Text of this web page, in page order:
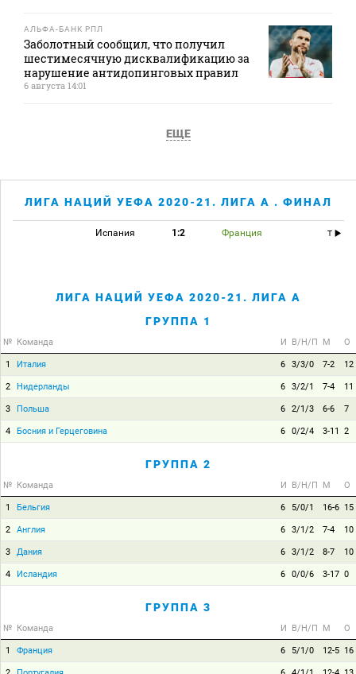
АЛЬФА-БАНК РПЛ
Заболотный сообщил, что получил
шестимесячную дисквалификацию за
нарушение антидопинговых правил
6 августа 14:01
ЕЩЕ
ЛИГА НАЦИЙ УЕФА 2020-21. ЛИГА A . ФИНАЛ
Испания 1:2 Франция T
ЛИГА НАЦИЙ УЕФА 2020-21. ЛИГА A
ГРУППА 1
№ Команда И В/Н/П М О
1 Италия 6 3/3/0 7-2 12
2 Нидерланды 6 3/2/1 7-4 11
3 Польша 6 2/1/3 6-6 7
4 Босния и Герцеговина 6 0/2/4 3-11 2
ГРУППА 2
№ Команда И В/Н/П М О
1 Бельгия 6 5/0/1 16-6 15
2 Англия 6 3/1/2 7-4 10
3 Дания 6 3/1/2 8-7 10
4 Исландия 6 0/0/6 3-17 0
ГРУППА 3
№ Команда И В/Н/П М О
1 Франция 6 5/1/0 12-5 16